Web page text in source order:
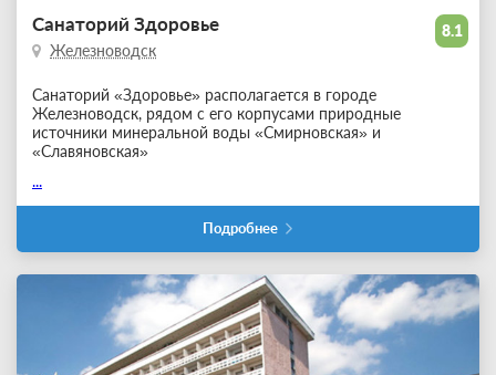
8.1
Санаторий Здоровье
Железноводск
Санаторий «Здоровье» располагается в городе
Железноводск, рядом с его корпусами природные
источники минеральной воды «Смирновская» и
«Славяновская»
...
Подробнее